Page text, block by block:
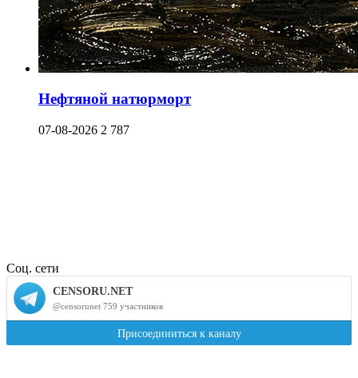
Нефтяной натюрморт
07-08-2026 2 787
Соц. сети